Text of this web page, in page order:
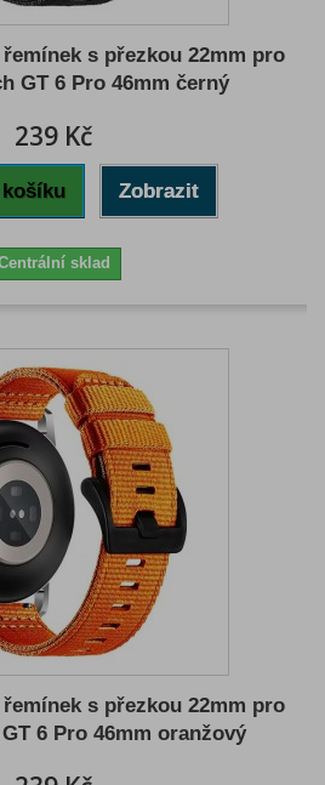
s přezkou 22mm pro
GT 6 Pro 46mm černý
239 Kč
Zobrazit
sklad
s přezkou 22mm pro
6 Pro 46mm oranžový